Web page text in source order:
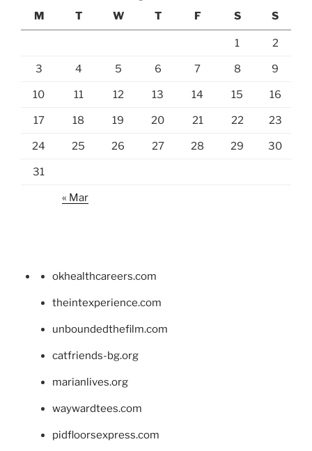
M
T W T F S S
1 2
3 4 5 6 7 8 9
10 11 12 13 14 15 16
17 18 19 20 21 22 23
24 25 26 27 28 29 30
31
« Mar
okhealthcareers.com
theintexperience.com
unboundedthefilm.com
catfriends-bg.org
marianlives.org
waywardtees.com
pidfloorsexpress.com